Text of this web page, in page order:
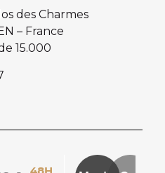
des Charmes
– France
15.000